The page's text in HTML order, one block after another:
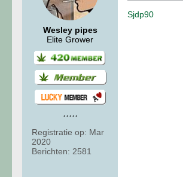
Wesley pipes
Elite Grower
Registratie op: Mar
2020
Berichten: 2581
Sjdp90